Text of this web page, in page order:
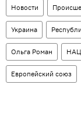
Новости
Украина
Ольга Роман НАЦ
Европейский союз